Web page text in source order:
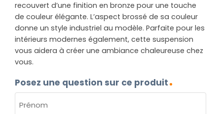
recouvert d’une finition en bronze pour une touche
de couleur élégante. L’aspect brossé de sa couleur
donne un style industriel au modèle. Parfaite pour les
intérieurs modernes également, cette suspension
vous aidera à créer une ambiance chaleureuse chez
vous.
Posez une question sur ce produit
(NÉCESSAIRE)